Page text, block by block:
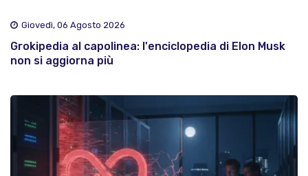
Giovedì, 06 Agosto 2026
Grokipedia al capolinea: l'enciclopedia di Elon Musk
non si aggiorna più